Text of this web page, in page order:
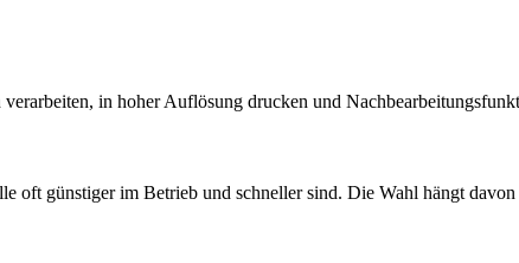
in hoher Auflösung drucken und
günstiger im Betrieb und schneller sind. Die Wahl hängt